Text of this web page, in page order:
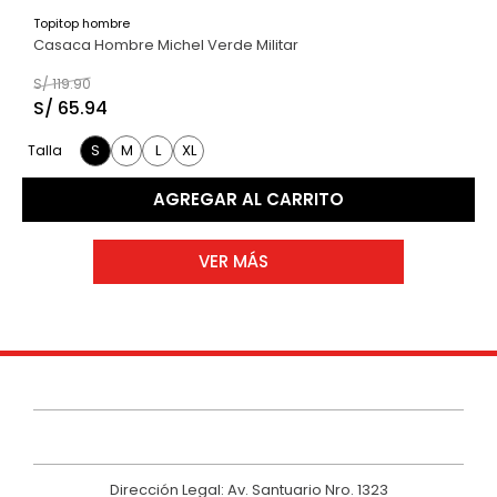
Topitop hombre
Casaca Hombre Michel Verde Militar
S/119.90
S/ 65.94
Talla S M L XL
AGREGAR AL CARRITO
Dirección Legal: Av. Santuario Nro. 1323